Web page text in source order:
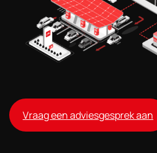
Vraag een adviesgesprek aan